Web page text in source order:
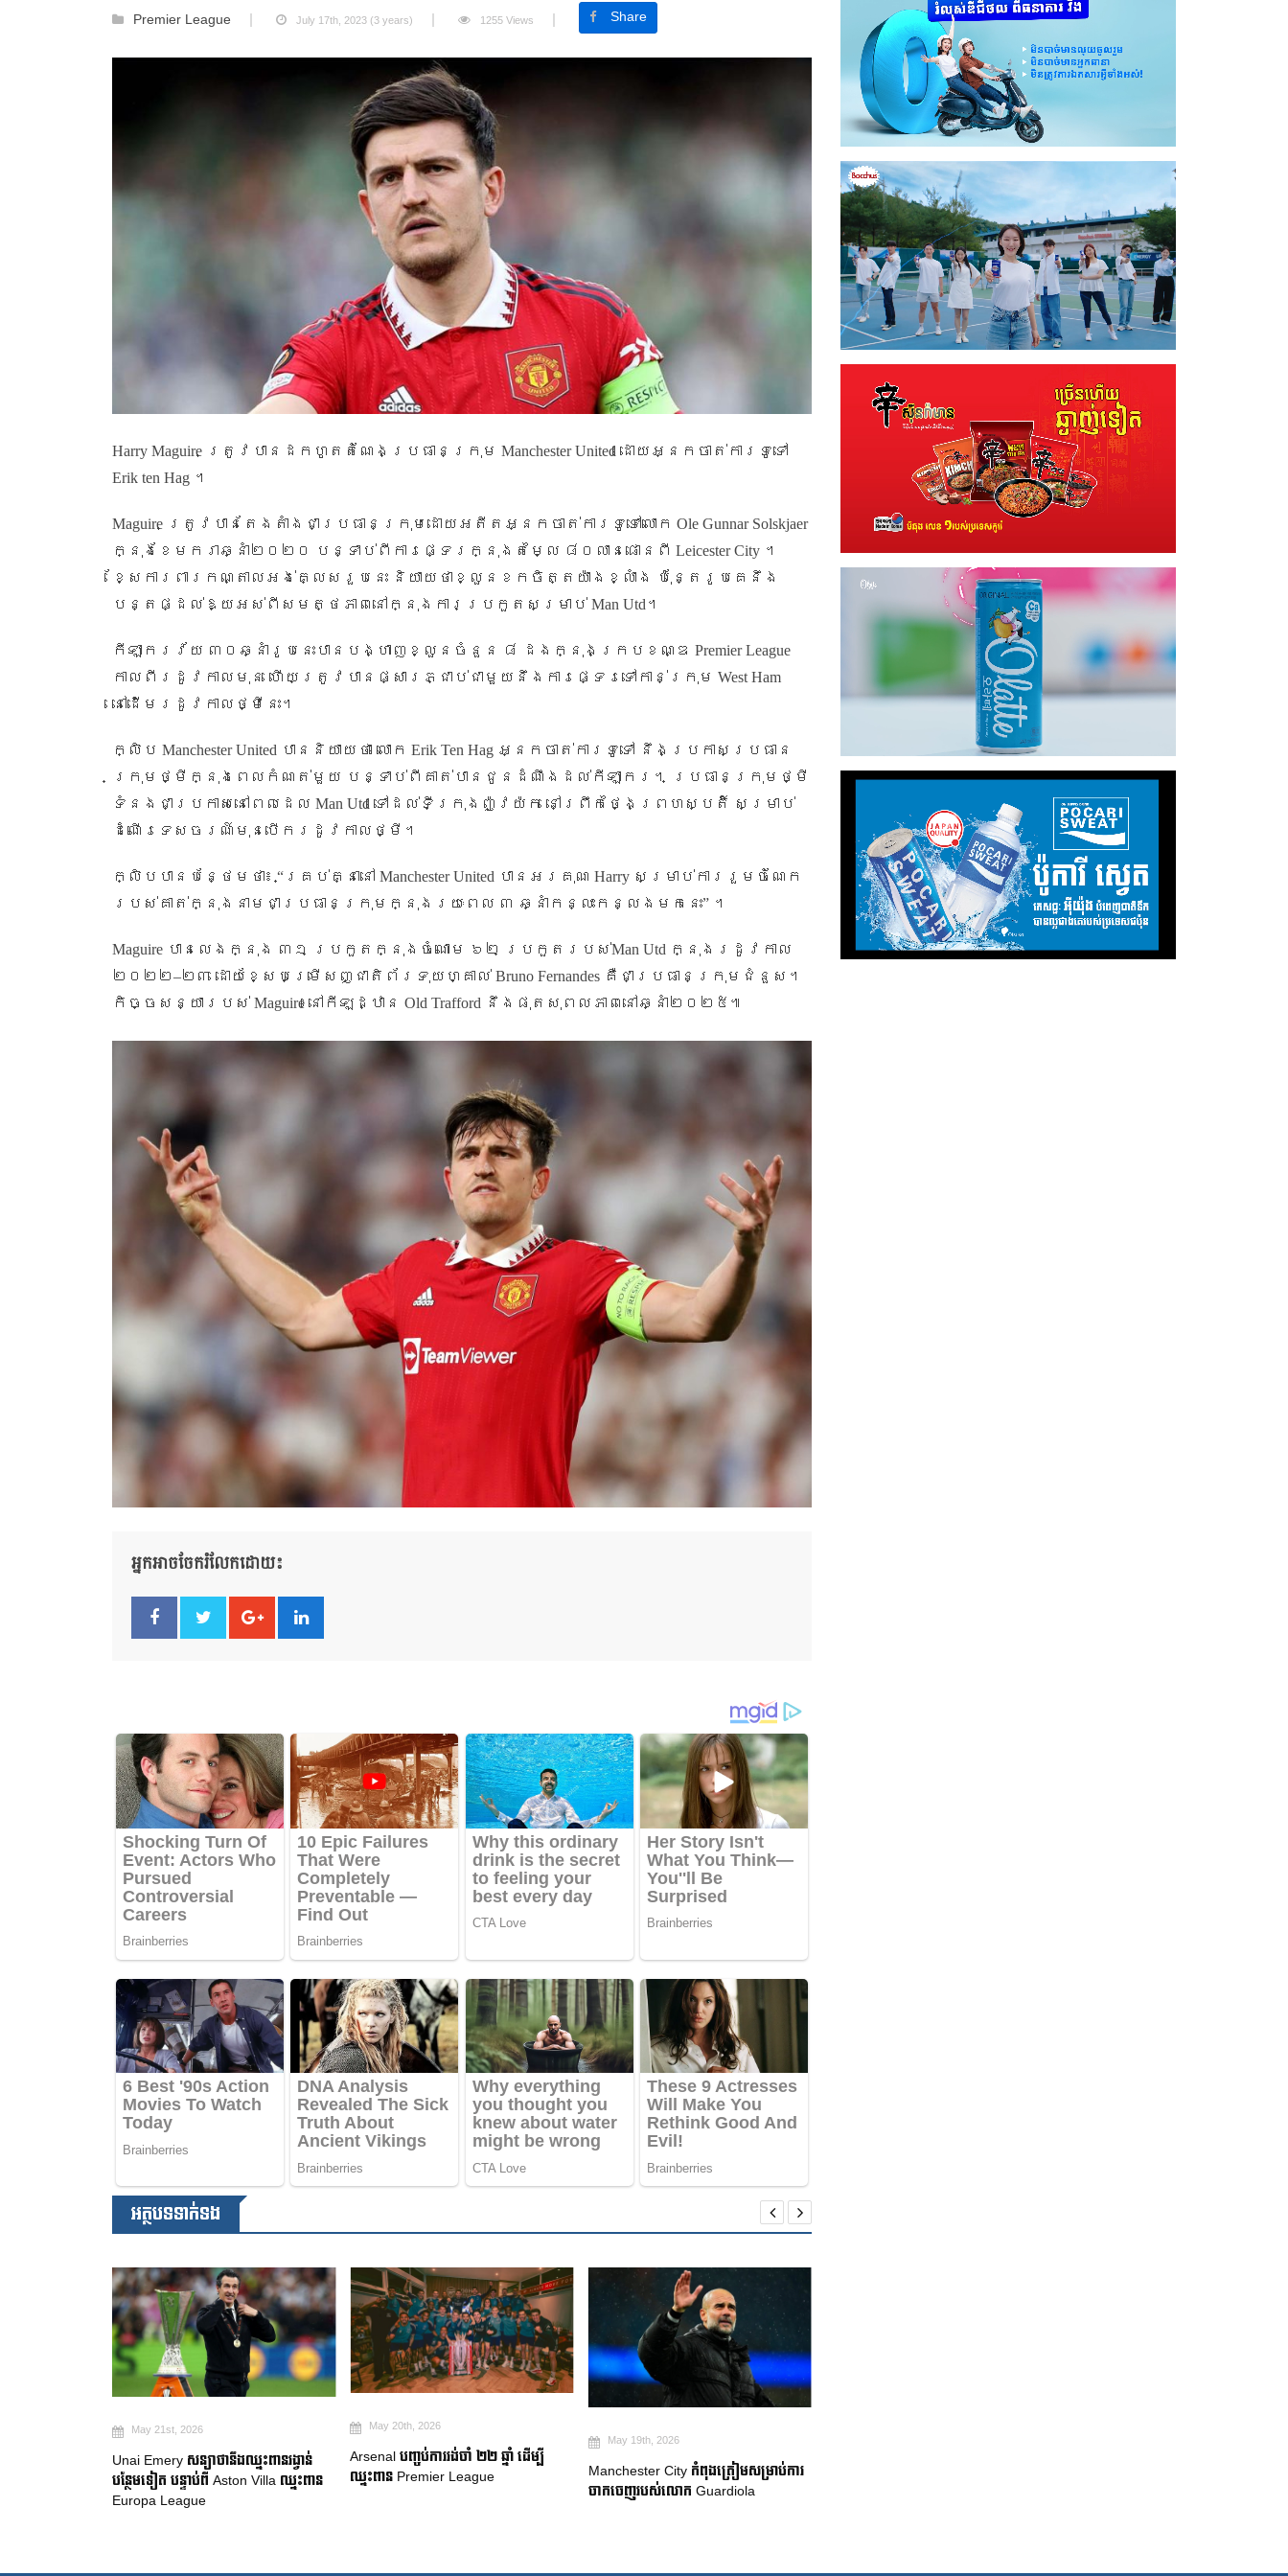
Premier League July 17th, 2023 (3 years) 1255 Views Share
Harry Maguire ត្រូវបានដកហូតតំណែងប្រធានក្រុម Manchester United ដោយអ្នកចាត់ការទូទៅ
Erik ten Hag ។
Maguire ត្រូវបានតែងតាំងជាប្រធានក្រុមដោយអតីតអ្នកចាត់ការទូទៅលោក Ole Gunnar Solskjaer
ក្នុងខែមករាឆ្នាំ២០២០ បន្ទាប់ពីការផ្ទេរក្នុងតម្លៃ ៨០លានផោនពី Leicester City ។
ខ្សែការពារកណ្តាលអង់គ្លេសរួបនេះ និយាយថាខ្លួនខកចិត្តយ៉ាងខ្លាំង ប៉ុន្តែរូបគេនឹង
បន្តផ្ដល់ឱ្យអស់ពីសមត្ថភាពនៅក្នុងការប្រកួតសម្រាប់ Man Utd។
កីឡាករវ័យ ៣០ឆ្នាំរូបនេះបានបង្ហាញខ្លួនចំនួន ៨ ដងក្នុងក្របខណ្ឌ Premier League
កាលពីរដូវកាលមុន ហើយត្រូវបានផ្សារភ្ជាប់ជាមួយនឹងការផ្ទេរទៅកាន់ក្រុម West Ham
នៅដើមរដូវកាលថ្មីនេះ។
ក្លិប Manchester United បាននិយាយថា លោក Erik Ten Hag អ្នកចាត់ការទូទៅ នឹងប្រកាសប្រធាន
ក្រុមថ្មីក្នុងពេលកំណត់មួយ បន្ទាប់ពីគាត់បានជូនដំណឹងដល់កីឡាករ។ ប្រធានក្រុមថ្មី
ទំនងជាប្រកាសនៅពេលដេល Man Utd ទៅដល់ទីក្រុងញ៉ូវយ៉ក នៅព្រឹកថ្ងៃព្រហស្បតិ៍ សម្រាប់
ដំណើរទេសចរណ៍មុនបើករដូវកាលថ្មី។
ក្លិបបានបន្ថែមថា៖ “គ្រប់គ្នានៅ Manchester United បានអរគុណ Harry សម្រាប់ការរួមចំណែក
របស់គាត់ក្នុងនាមជាប្រធានក្រុមក្នុងរយៈពេល ៣ ឆ្នាំកន្លះកន្លងមកនេះ” ។
Maguire បានលេងក្នុង ៣១ ប្រកួតក្នុងចំណោម ៦២ ប្រកួតរបស់Man Utd ក្នុងរដូវកាល
២០២២–២៣ ដោយខ្សែបម្រើសញ្ជាតិព័រទុយហ្គាល់ Bruno Fernandes គឺជាប្រធានក្រុមជំនួស។
កិច្ចសន្យារបស់ Maguire នៅកីឡដ្ឋាន Old Trafford នឹងផុតសុពលភាពនៅឆ្នាំ២០២៥៕
អ្នកអាចចែករំលែកដោយ៖
អត្ថបទទាក់ទង
May 20th, 2026
Arsenal បញ្ចប់ការរង់ចាំ ២២ ឆ្នាំ ដើម្បី
ឈ្នះពាន Premier League
Manchester City កំពុងត្រៀមសម្រាប់ការ
ចាកចេញរបស់លោក Guardiola
ការប្រកាសក្រុមជម្រើសជាតិប្រេស៊ីល៖
Neymar សម្រេចបានក្តីសុបិន World Cup